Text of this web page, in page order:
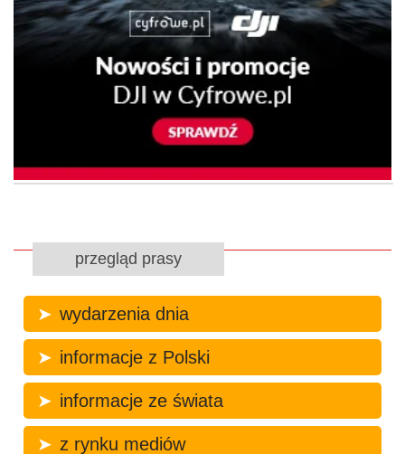
przegląd prasy
wydarzenia dnia
informacje z Polski
informacje ze świata
z rynku mediów